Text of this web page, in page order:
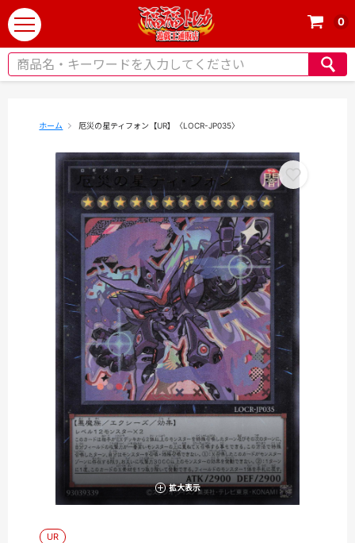
t
o
g
0
ホーム 厄災の星ティフォン【UR】〈LOCR-JP035〉
拡大表示
UR